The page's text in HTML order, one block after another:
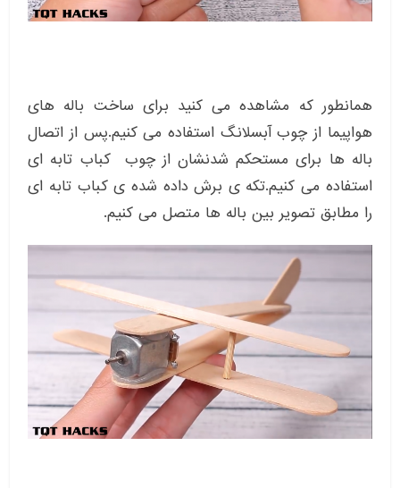
همانطور که مشاهده می کنید برای ساخت باله های
هواپیما از چوب آبسلانگ استفاده می کنیم.پس از اتصال
باله ها برای مستحکم شدنشان از چوب کباب تابه ای
استفاده می کنیم.تکه ی برش داده شده ی کباب تابه ای
را مطابق تصویر بین باله ها متصل می کنیم.